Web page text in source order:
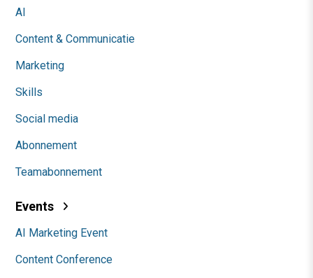
AI
Content & Communicatie
Marketing
Skills
Social media
Abonnement
Teamabonnement
Events
AI Marketing Event
Content Conference